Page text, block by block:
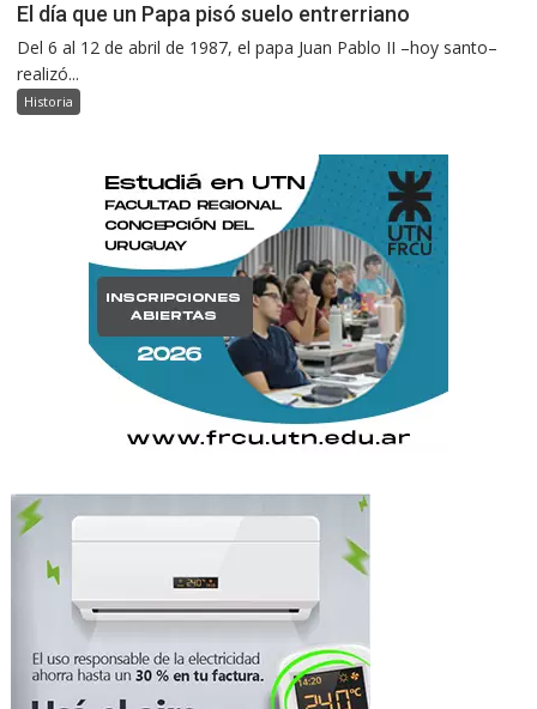
El día que un Papa pisó suelo entrerriano
Del 6 al 12 de abril de 1987, el papa Juan Pablo II –hoy santo–
realizó...
Historia